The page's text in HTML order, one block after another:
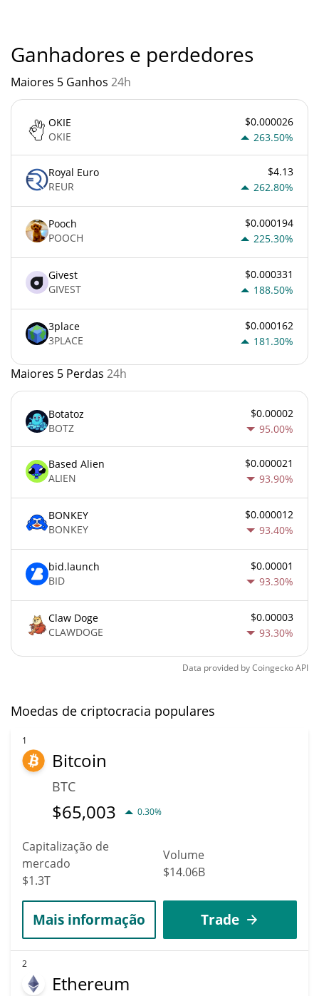
Ganhadores e perdedores
Maiores 5 Ganhos 24h
OKIE
OKIE
$0.000026
263.50%
Royal Euro
REUR
$4.13
262.80%
Pooch
POOCH
$0.000194
225.30%
Givest
GIVEST
$0.000331
188.50%
3place
3PLACE
$0.000162
181.30%
Maiores 5 Perdas 24h
Botatoz
BOTZ
$0.00002
95.00%
Based Alien
ALIEN
$0.000021
93.90%
BONKEY
BONKEY
$0.000012
93.40%
bid.launch
BID
$0.00001
93.30%
Claw Doge
CLAWDOGE
$0.00003
93.30%
Data provided byCoingeckoAPI
Moedas de criptocracia populares
1
Bitcoin
BTC
$65,003 0.30%
Capitalização de
mercado
$1.3T
Volume
$14.06B
Mais informação Trade
2
Ethereum